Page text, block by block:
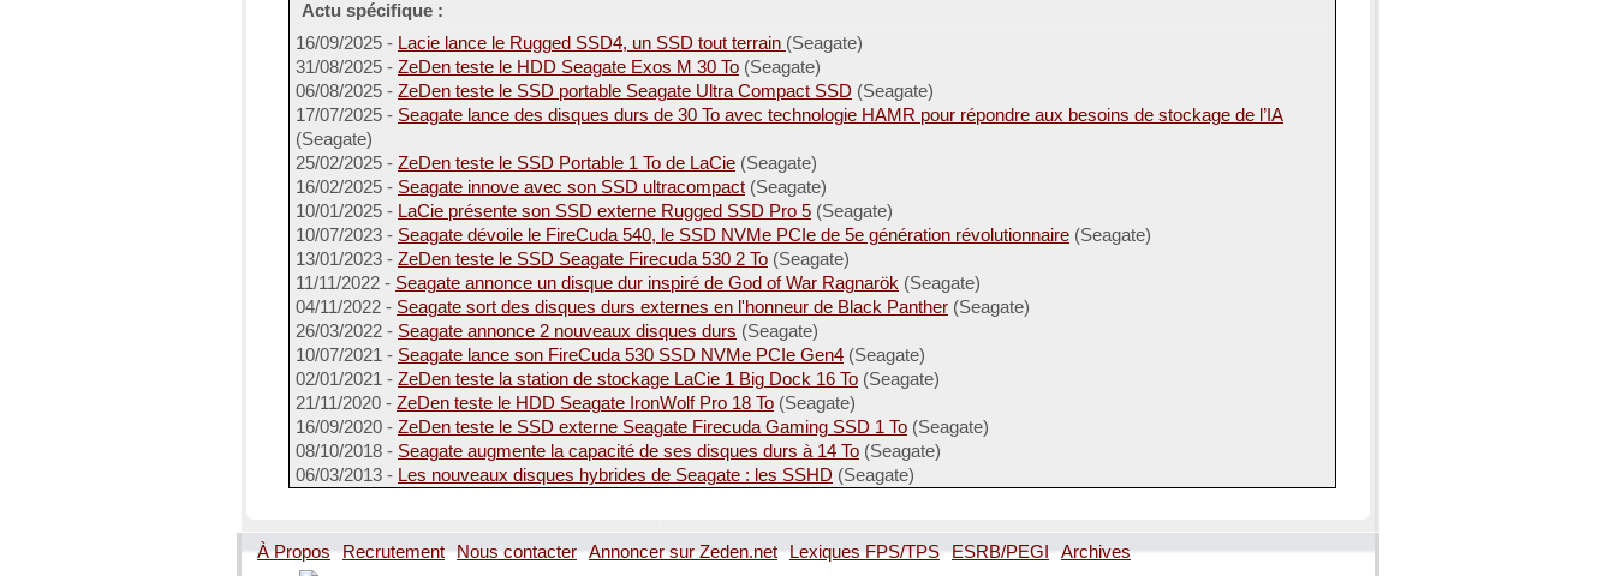
Actu spécifique :
16/09/2025 - Lacie lance le Rugged SSD4, un SSD tout terrain (Seagate)
31/08/2025 - ZeDen teste le HDD Seagate Exos M 30 To (Seagate)
06/08/2025 - ZeDen teste le SSD portable Seagate Ultra Compact SSD (Seagate)
17/07/2025 - Seagate lance des disques durs de 30 To avec technologie HAMR pour répondre aux besoins de stockage de l’IA
(Seagate)
25/02/2025 - ZeDen teste le SSD Portable 1 To de LaCie (Seagate)
16/02/2025 - Seagate innove avec son SSD ultracompact (Seagate)
10/01/2025 - LaCie présente son SSD externe Rugged SSD Pro 5 (Seagate)
10/07/2023 - Seagate dévoile le FireCuda 540, le SSD NVMe PCIe de 5e génération révolutionnaire (Seagate)
13/01/2023 - ZeDen teste le SSD Seagate Firecuda 530 2 To (Seagate)
11/11/2022 - Seagate annonce un disque dur inspiré de God of War Ragnarök (Seagate)
04/11/2022 - Seagate sort des disques durs externes en l'honneur de Black Panther (Seagate)
26/03/2022 - Seagate annonce 2 nouveaux disques durs (Seagate)
10/07/2021 - Seagate lance son FireCuda 530 SSD NVMe PCIe Gen4 (Seagate)
02/01/2021 - ZeDen teste la station de stockage LaCie 1 Big Dock 16 To (Seagate)
21/11/2020 - ZeDen teste le HDD Seagate IronWolf Pro 18 To (Seagate)
16/09/2020 - ZeDen teste le SSD externe Seagate Firecuda Gaming SSD 1 To (Seagate)
08/10/2018 - Seagate augmente la capacité de ses disques durs à 14 To (Seagate)
06/03/2013 - Les nouveaux disques hybrides de Seagate : les SSHD (Seagate)
À Propos Recrutement Nous contacter Annoncer sur Zeden.net Lexiques FPS/TPS ESRB/PEGI Archives